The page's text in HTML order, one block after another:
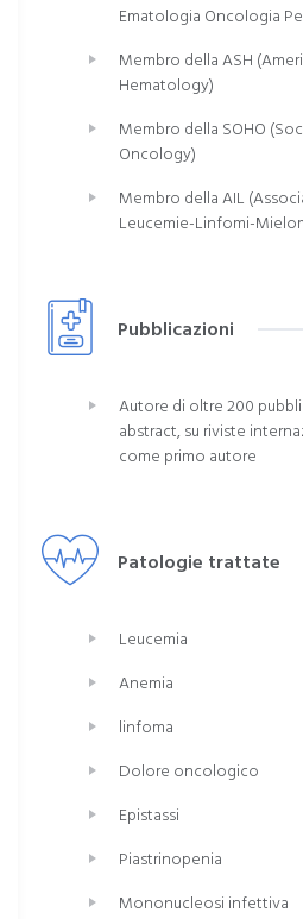
Ematologia Oncologia
Membro della ASH
Hematology)
Membro della SOHO
Oncology)
Membro della AIL
Leucemie-Linfomi-
Pubblicazioni
Autore di oltre 200
abstract, su riviste
come primo autore
Patologie trattate
Leucemia
Anemia
linfoma
Dolore oncologico
Epistassi
Piastrinopenia
Mononucleosi infettiva